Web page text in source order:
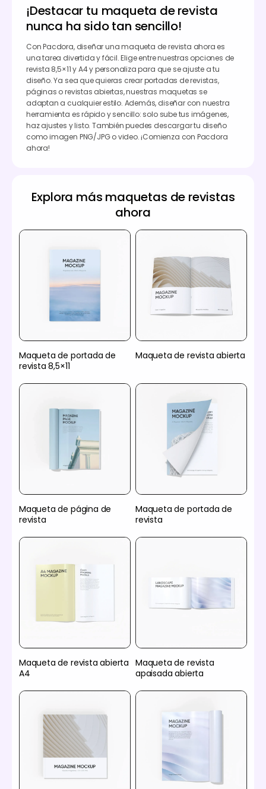
¡Destacar tu maqueta de revista
nunca ha sido tan sencillo!
Con Pacdora, diseñar una maqueta de revista ahora es
una tarea divertida y fácil. Elige entre nuestras opciones de
revista 8,5×11 y A4 y personaliza para que se ajuste a tu
diseño. Ya sea que quieras crear portadas de revistas,
páginas o revistas abiertas, nuestras maquetas se
adaptan a cualquier estilo. Además, diseñar con nuestra
herramienta es rápido y sencillo: solo sube tus imágenes,
haz ajustes y listo. También puedes descargar tu diseño
como imagen PNG/JPG o video. ¡Comienza con Pacdora
ahora!
Explora más maquetas de revistas
ahora
Maqueta de portada de
revista 8,5×11
Maqueta de revista abierta
Maqueta de página de
revista
Maqueta de portada de
revista
Maqueta de revista abierta
A4
Maqueta de revista
apaisada abierta